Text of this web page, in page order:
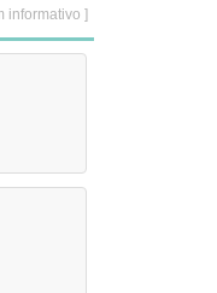
informativo ]